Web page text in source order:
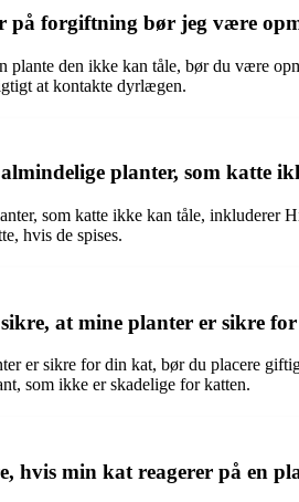
på forgiftning bør jeg være
plante den ikke kan tåle, bør du være
at kontakte dyrlægen.
planter, som katte
som katte ikke kan tåle, inkluderer
hvis de spises.
at mine planter er sikre
er sikre for din kat, bør du placere
som ikke er skadelige for katten.
hvis min kat reagerer på en